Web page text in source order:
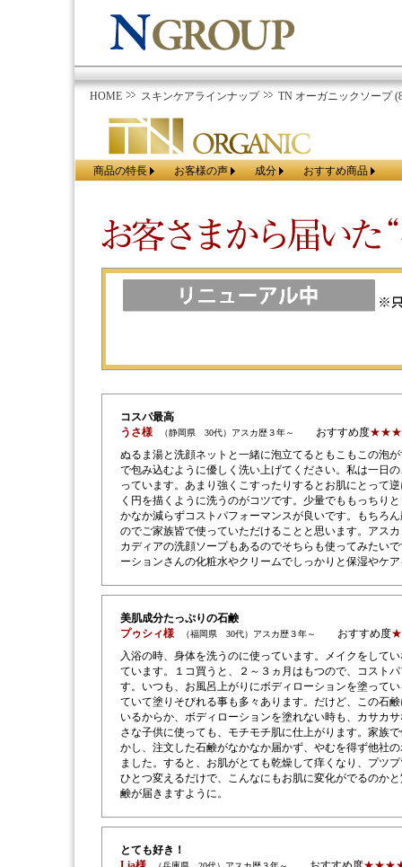
HOME スキンケアラインナップ TN オーガニックソープ
商品の特長 お客様の声 成分 おすすめ商品
コスパ最高
うさ様
（静岡県 30代）アスカ歴３年～ おすすめ度
ぬるま湯と洗顔ネットと一緒に泡立てるともこもこの泡
で包み込むように優しく洗い上げてください。私は一日
っています。あまり強くこすったりするとお肌にとって
く円を描くように洗うのがコツです。少量でももっちり
かなか減らずコストパフォーマンスが良いです。もちろ
のでご家族皆で使っていただけることと思います。アス
カディアの洗顔ソープもあるのでそちらも使ってみたい
ーションさんの化粧水やクリームでしっかりと保湿やケ
美肌成分たっぷりの石鹸
プゥシィ様
（福岡県 30代）アスカ歴３年～ おすすめ度
入浴の時、身体を洗うのに使っています。メイクをして
ています。１コ買うと、２～３ヵ月はもつので、コスト
す。いつも、お風呂上がりにボディローションを塗って
ていて塗りそびれる事も多々あります。だけど、この石
いるからか、ボディローションを塗れない時も、カサカ
さな子供に使っても、モチモチ肌に仕上がります。家族
かし、注文した石鹸がなかなか届かず、やむを得ず他社
ました。すると、お肌がとても乾燥して痒くなり、プツ
ひとつ変えるだけで、こんなにもお肌に変化がでるのか
鹸が届きますように。
とても好き！